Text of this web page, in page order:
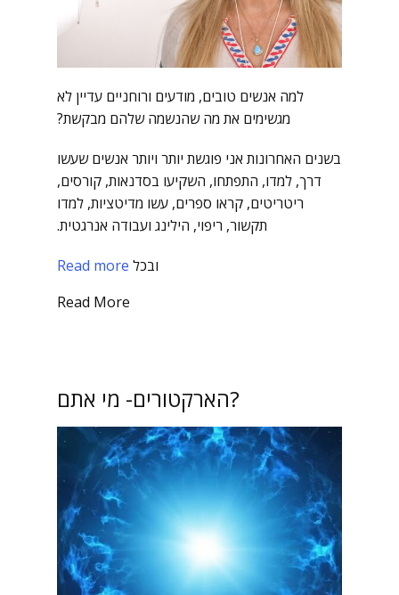
למה אנשים טובים, מודעים ורוחניים עדיין לא
מגשימים את מה שהנשמה שלהם מבקשת?
בשנים האחרונות אני פוגשת יותר ויותר אנשים שעשו
דרך, למדו, התפתחו, השקיעו בסדנאות, קורסים,
ריטריטים, קראו ספרים, עשו מדיטציות, למדו
תקשור, ריפוי, הילינג ועבודה אנרגטית.
ובכל Read more
Read More
הארקטורים- מי אתם?